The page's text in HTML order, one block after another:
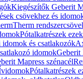
Kiegészítők Geberit
csövekhez és
Therm
Pótalkatrészek
idomok és csatlakozók
idomokGeberit
Mapress szénacél
Pótalkatrészek